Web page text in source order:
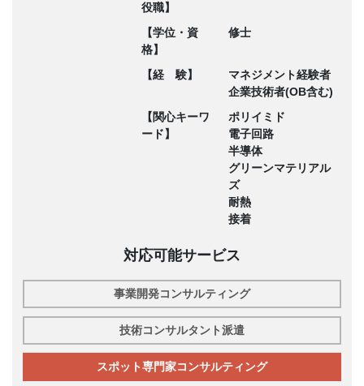
役職】
【学位・資
格】
修士
【経 験】
マネジメント経験者
企業技術者(OB含む)
【関心キーワ
ード】
ポリイミド
電子回路
半導体
グリーンマテリアル
ズ
耐熱
接着
対応可能サービス
事業開発コンサルティング
技術コンサルタント派遣
スポット専門家コンサルティング